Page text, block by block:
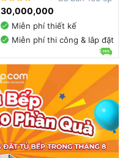
30,000,000
Miễn phí thiết kế
Miễn phí thi công & lắp đặt